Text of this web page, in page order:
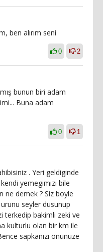
ben alırım seni
0 2
bunun biri adam
Buna adam
0 1
. Yeri geldiginde
yemegimizi bile
ne demek ? Siz boyle
seyler dusunup
terkedip bakimli zeki ve
kulturlu olan bir km ile
sapkanizi onunuze